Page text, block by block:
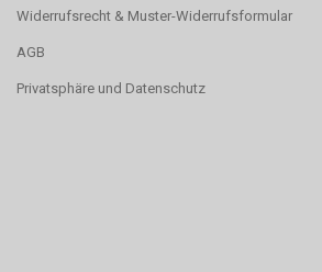
Widerrufsrecht & Muster-Widerrufsformular
AGB
Privatsphäre und Datenschutz